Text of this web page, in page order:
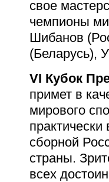
свое
чемпионы
Шибанов
(Беларусь),
VI Кубок
примет в
мирового
сборной
страны.
всех